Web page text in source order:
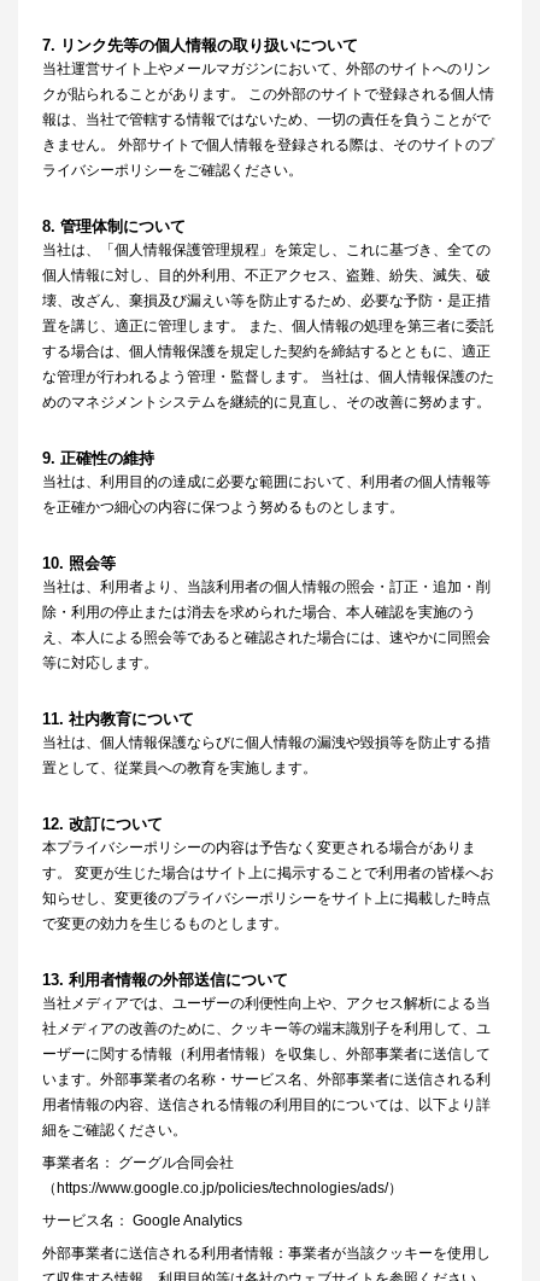
7. リンク先等の個人情報の取り扱いについて
当社運営サイト上やメールマガジンにおいて、外部のサイトへのリン
クが貼られることがあります。 この外部のサイトで登録される個人情
報は、当社で管轄する情報ではないため、一切の責任を負うことがで
きません。 外部サイトで個人情報を登録される際は、そのサイトのプ
ライバシーポリシーをご確認ください。
8. 管理体制について
当社は、「個人情報保護管理規程」を策定し、これに基づき、全ての
個人情報に対し、目的外利用、不正アクセス、盗難、紛失、滅失、破
壊、改ざん、棄損及び漏えい等を防止するため、必要な予防・是正措
置を講じ、適正に管理します。 また、個人情報の処理を第三者に委託
する場合は、個人情報保護を規定した契約を締結するとともに、適正
な管理が行われるよう管理・監督します。 当社は、個人情報保護のた
めのマネジメントシステムを継続的に見直し、その改善に努めます。
9. 正確性の維持
当社は、利用目的の達成に必要な範囲において、利用者の個人情報等
を正確かつ細心の内容に保つよう努めるものとします。
10. 照会等
当社は、利用者より、当該利用者の個人情報の照会・訂正・追加・削
除・利用の停止または消去を求められた場合、本人確認を実施のう
え、本人による照会等であると確認された場合には、速やかに同照会
等に対応します。
11. 社内教育について
当社は、個人情報保護ならびに個人情報の漏洩や毀損等を防止する措
置として、従業員への教育を実施します。
12. 改訂について
本プライバシーポリシーの内容は予告なく変更される場合がありま
す。 変更が生じた場合はサイト上に掲示することで利用者の皆様へお
知らせし、変更後のプライバシーポリシーをサイト上に掲載した時点
で変更の効力を生じるものとします。
13. 利用者情報の外部送信について
当社メディアでは、ユーザーの利便性向上や、アクセス解析による当
社メディアの改善のために、クッキー等の端末識別子を利用して、ユ
ーザーに関する情報（利用者情報）を収集し、外部事業者に送信して
います。外部事業者の名称・サービス名、外部事業者に送信される利
用者情報の内容、送信される情報の利用目的については、以下より詳
細をご確認ください。
事業者名： グーグル合同会社
（ https://www.google.co.jp/policies/technologies/ads/）
サービス名： Google Analytics
外部事業者に送信される利用者情報：事業者が当該クッキーを使用し